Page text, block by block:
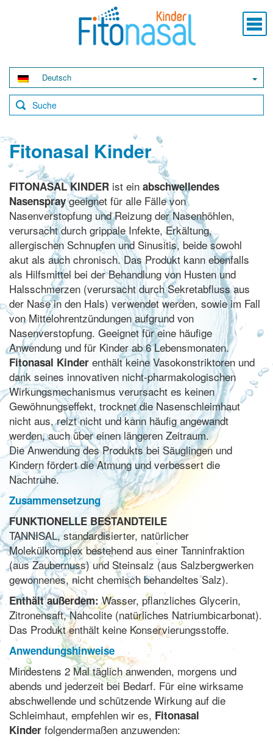
Deutsch
Fitonasal Kinder
FITONASAL KINDER ist ein abschwellendes
Nasenspraygeeignet für alle Fälle von
Nasenverstopfung und Reizung der Nasenhöhlen,
verursacht durch grippale Infekte, Erkältung,
allergischen Schnupfen und Sinusitis, beide sowohl
akut als auch chronisch. Das Produkt kann ebenfalls
als Hilfsmittel bei der Behandlung von Husten und
Halsschmerzen (verursacht durch Sekretabfluss aus
der Nase in den Hals) verwendet werden, sowie im Fall
von Mittelohrentzündungen aufgrund von
Nasenverstopfung. Geeignet für eine häufige
Anwendung und für Kinder ab 6 Lebensmonaten.
Fitonasal Kinder enthält keine Vasokonstriktoren und
dank seines innovativen nicht-pharmakologischen
Wirkungsmechanismus verursacht es keinen
Gewöhnungseffekt, trocknet die Nasenschleimhaut
nicht aus, reizt nicht und kann häufig angewandt
werden, auch über einen längeren Zeitraum.
Die Anwendung des Produkts bei Säuglingen und
Kindern fördert die Atmung und verbessert die
Nachtruhe.
Zusammensetzung
FUNKTIONELLE BESTANDTEILE
TANNISAL, standardisierter, natürlicher
Molekülkomplex bestehend aus einer Tanninfraktion
(aus Zaubernuss) und Steinsalz (aus Salzbergwerken
gewonnenes, nicht chemisch behandeltes Salz).
Enthält außerdem: Wasser, pflanzliches Glycerin,
Zitronensaft, Nahcolite (natürliches Natriumbicarbonat).
Das Produkt enthält keine Konservierungsstoffe.
Anwendungshinweise
Mindestens 2 Mal täglich anwenden, morgens und
abends und jederzeit bei Bedarf. Für eine wirksame
abschwellende und schützende Wirkung auf die
Schleimhaut, empfehlen wir es, Fitonasal
Kinder folgendermaßen anzuwenden: